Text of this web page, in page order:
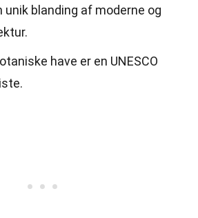
unik blanding af moderne og
have er en UNESCO